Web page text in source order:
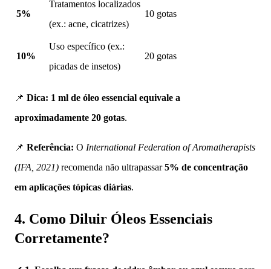
5%
Tratamentos localizados
(ex.: acne, cicatrizes)
10 gotas
10%
Uso específico (ex.:
picadas de insetos)
20 gotas
📌 Dica: 1 ml de óleo essencial equivale a
aproximadamente 20 gotas.
📌 Referência: O International Federation of Aromatherapists
(IFA, 2021) recomenda não ultrapassar5% de concentração
em aplicações tópicas diárias.
4. Como Diluir Óleos Essenciais
Corretamente?